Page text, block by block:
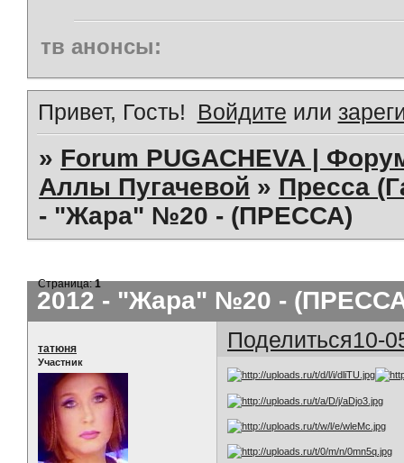
тв анонсы:
Привет, Гость! Войдите или
» Forum PUGACHEVA |
Аллы Пугачевой » Пресса
- "Жара" №20 - (ПРЕССА)
2012 - "Жара" №20 -
Страница:1
Поделиться10-
татюня
Участник